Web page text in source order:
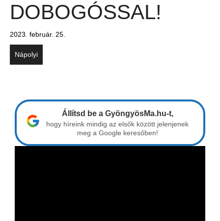
DOBOGÓSSAL!
2023. február. 25.
Nápolyi
Állítsd be a GyöngyösMa.hu-t,
hogy híreink mindig az elsők között jelenjenek
meg a Google keresőben!